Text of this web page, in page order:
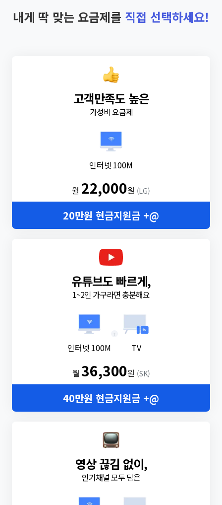
내게 딱 맞는 요금제를 직접 선택하세요!
고객만족도 높은
가성비 요금제
인터넷 100M
월 22,000원 (LG)
20만원 현금지원금 +@
유튜브도 빠르게,
1~2인 가구라면 충분해요
인터넷 100M
+
TV
월36,300원 (SK)
40만원 현금지원금 +@
영상 끊김 없이,
인기채널 모두 담은